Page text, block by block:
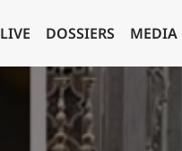
LIVE DOSSIERS MEDIA